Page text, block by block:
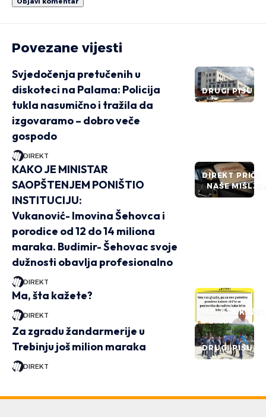
Povezane vijesti
DRUGI PIŠU
Svjedočenja pretučenih u
diskoteci na Palama: Policija
tukla nasumično i tražila da
izgovaramo – dobro veče
gospodo
DIREKT
DIREKT PRIČE
NAŠE
KAKO JE MINISTAR
SAOPŠTENJEM PONIŠTIO
INSTITUCIJU:
Vukanović- Imovina Šehovca i
porodice od 12 do 14 miliona
maraka. Budimir- Šehovac svoje
dužnosti obavlja profesionalno
DIREKT
MA, ŠTA
Ma, šta kažete?
DIREKT
DRUGI PIŠU
Za zgradu žandarmerije u
Trebinju još milion maraka
DIREKT